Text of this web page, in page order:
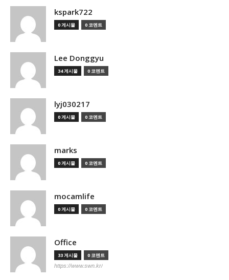
kspark722
0 게시물 0 코멘트
Lee Donggyu
34 게시물 0 코멘트
lyj030217
0 게시물 0 코멘트
marks
0 게시물 0 코멘트
mocamlife
0 게시물 0 코멘트
Office
33 게시물 0 코멘트
https://www.swn.kr/